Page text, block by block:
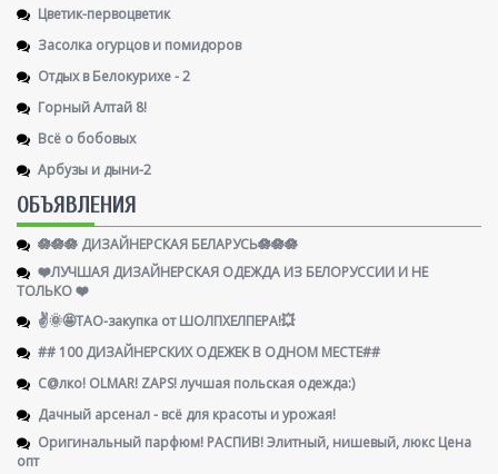
Цветик-первоцветик
Засолка огурцов и помидоров
Отдых в Белокурихе - 2
Горный Алтай 8!
Всё о бобовых
Арбузы и дыни-2
ОБЪЯВЛЕНИЯ
🪷🪷🪷 ДИЗАЙНЕРСКАЯ БЕЛАРУСЬ🪷🪷🪷
❤️ЛУЧШАЯ ДИЗАЙНЕРСКАЯ ОДЕЖДА ИЗ БЕЛОРУССИИ И НЕ
ТОЛЬКО ❤️
✌️🌞🤩ТАО-закупка от ШОЛПХЕЛПЕРА!💥
## 100 ДИЗАЙНЕРСКИХ ОДЕЖЕК В ОДНОМ МЕСТЕ##
С@лко! OLMAR! ZAPS! лучшая польская одежда:)
Дачный арсенал - всё для красоты и урожая!
Оригинальный парфюм! РАСПИВ! Элитный, нишевый, люкс Цена
опт